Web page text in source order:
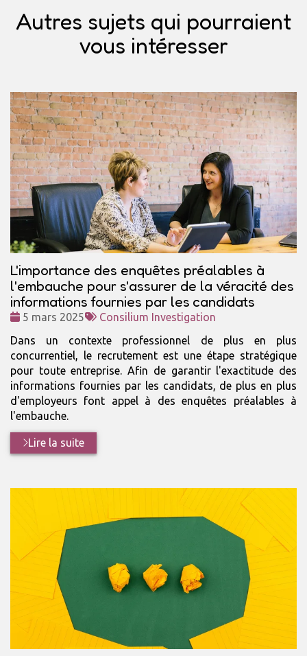
Autres sujets qui pourraient
vous intéresser
L'importance des enquêtes préalables à
l'embauche pour s'assurer de la véracité des
informations fournies par les candidats
Date
5 mars 2025
Tags
Consilium Investigation
Dans un contexte professionnel de plus en plus
concurrentiel, le recrutement est une étape stratégique
pour toute entreprise. Afin de garantir l'exactitude des
informations fournies par les candidats, de plus en plus
d'employeurs font appel à des enquêtes préalables à
l'embauche.
Lire la suite